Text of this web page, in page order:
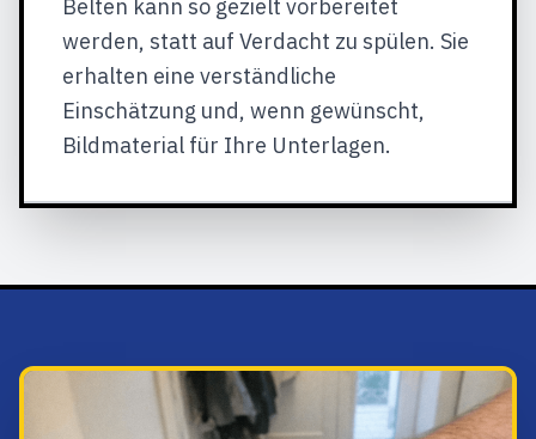
Belten kann so gezielt vorbereitet
werden, statt auf Verdacht zu spülen. Sie
erhalten eine verständliche
Einschätzung und, wenn gewünscht,
Bildmaterial für Ihre Unterlagen.